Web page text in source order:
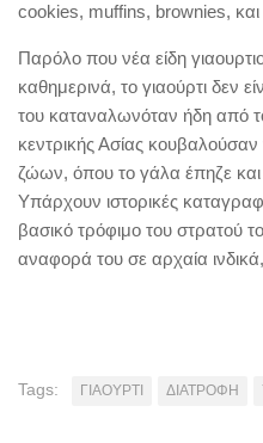
cookies, muffins, brownies, και
Παρόλο που νέα είδη
καθημερινά, το γιαούρτι δεν
του καταναλωνόταν ήδη από
κεντρικής Ασίας
ζώων, όπου το γάλα έπηζε και
Υπάρχουν ιστορικές
βασικό τρόφιμο του στρατού
αναφορά του σε αρχαία
Tags: ΓΙΑΟΥΡΤΙ ΔΙΑΤΡΟΦΗ